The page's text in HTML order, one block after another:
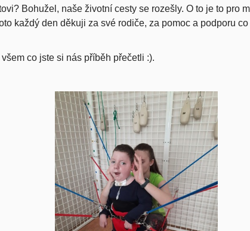
Bohužel, naše životní cesty se rozešly. O to je to pro
každý den děkuji za své rodiče, za pomoc a podporu
co jste si nás příběh přečetli :).